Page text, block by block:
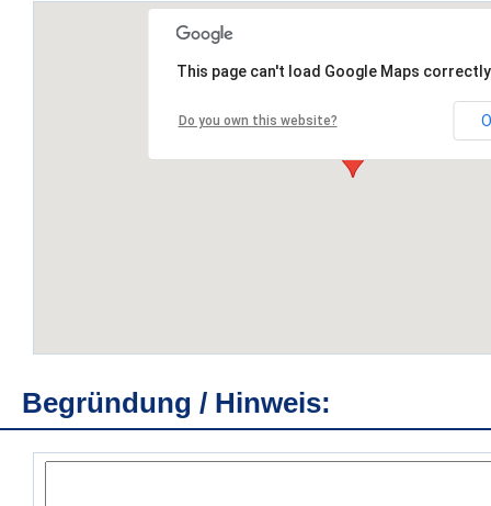
This page can't load Google Maps
Do you own this website?
Begründung / Hinweis: